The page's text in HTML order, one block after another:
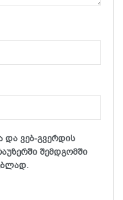
და ვებ-გვერდის
შემდგომში